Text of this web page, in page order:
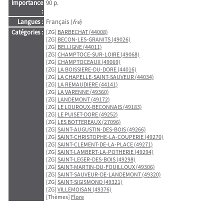
Importance
:
90 p.
Langues : Français (fre)
Catégories : [ZG] BARBECHAT (44008)
[ZG] BECON-LES-GRANITS (49026)
[ZG] BELLIGNE (44011)
[ZG] CHAMPTOCE-SUR-LOIRE (49068)
[ZG] CHAMPTOCEAUX (49069)
[ZG] LA BOISSIERE-DU-DORE (44016)
[ZG] LA CHAPELLE-SAINT-SAUVEUR (44034)
[ZG] LA REMAUDIERE (44141)
[ZG] LA VARENNE (49360)
[ZG] LANDEMONT (49172)
[ZG] LE LOUROUX-BECONNAIS (49183)
[ZG] LE PUISET-DORE (49252)
[ZG] LES BOTTEREAUX (27096)
[ZG] SAINT-AUGUSTIN-DES-BOIS (49266)
[ZG] SAINT-CHRISTOPHE-LA-COUPERIE (49270)
[ZG] SAINT-CLEMENT-DE-LA-PLACE (49271)
[ZG] SAINT-LAMBERT-LA-POTHERIE (49294)
[ZG] SAINT-LEGER-DES-BOIS (49298)
[ZG] SAINT-MARTIN-DU-FOUILLOUX (49306)
[ZG] SAINT-SAUVEUR-DE-LANDEMONT (49320)
[ZG] SAINT-SIGISMOND (49321)
[ZG] VILLEMOISAN (49376)
[Thèmes] Flore